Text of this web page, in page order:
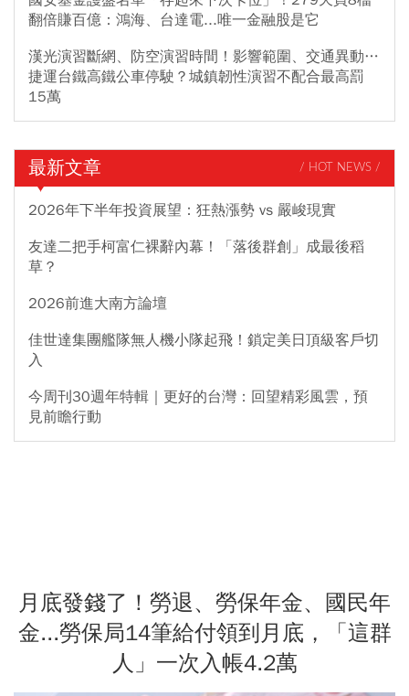
翻倍賺百億：鴻海、台達電...唯一金融股是它
漢光演習斷網、防空演習時間！影響範圍、交通異動…
捷運台鐵高鐵公車停駛？城鎮韌性演習不配合最高罰
15萬
最新文章 / HOT NEWS /
2026年下半年投資展望：狂熱漲勢 vs 嚴峻現實
友達二把手柯富仁裸辭內幕！「落後群創」成最後稻
草？
2026前進大南方論壇
佳世達集團艦隊無人機小隊起飛！鎖定美日頂級客戶切
入
今周刊30週年特輯｜更好的台灣：回望精彩風雲，預
見前瞻行動
月底發錢了！勞退、勞保年金、國民年
金...勞保局14筆給付領到月底，「這群
人」一次入帳4.2萬